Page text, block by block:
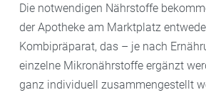
Die notwendigen Nährstoffe
der Apotheke am Marktplatz
Kombipräparat, das – je nach
einzelne Mikronährstoffe ergänzt
ganz individuell zusammengestellt